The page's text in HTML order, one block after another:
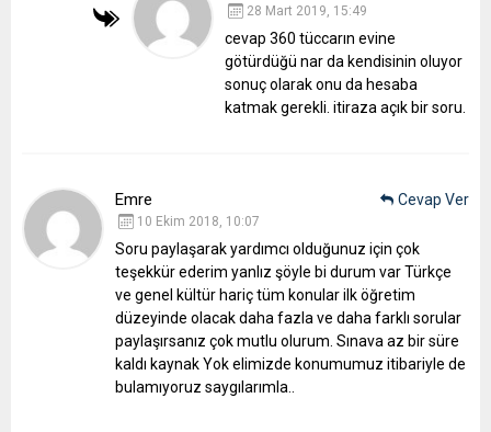
28 Mart 2019, 15:49
cevap 360 tüccarın evine
götürdüğü nar da kendisinin oluyor
sonuç olarak onu da hesaba
katmak gerekli. itiraza açık bir soru.
Emre
10 Ekim 2018, 10:07
Soru paylaşarak yardımcı olduğunuz için çok
teşekkür ederim yanlız şöyle bi durum var Türkçe
ve genel kültür hariç tüm konular ilk öğretim
düzeyinde olacak daha fazla ve daha farklı sorular
paylaşırsanız çok mutlu olurum. Sınava az bir süre
kaldı kaynak Yok elimizde konumumuz itibariyle de
bulamıyoruz saygılarımla..
Cevap Ver